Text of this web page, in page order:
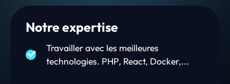
Notre expertise
Travailler avec les meilleures
technologies. PHP, React, Docker,...